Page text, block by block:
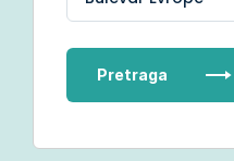
Pretraga